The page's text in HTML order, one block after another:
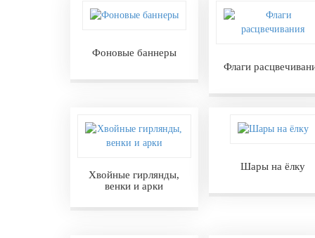
8 июня, День социального работника
День медицинского работника
29 июня, День партизан и
3 июля, День ГАИ (ГИБДД)
Фоновые баннеры
Флаги
Хвойные гирлянды,
венки и арки
Шары на ёлку